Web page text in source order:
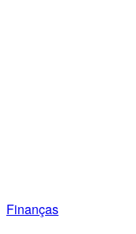
Finanças